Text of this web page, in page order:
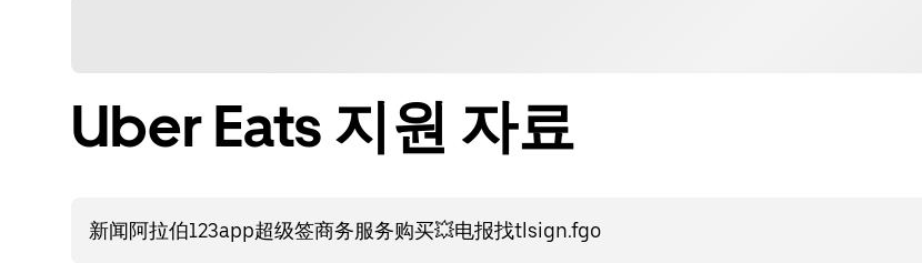
Uber Eats 지원 자료